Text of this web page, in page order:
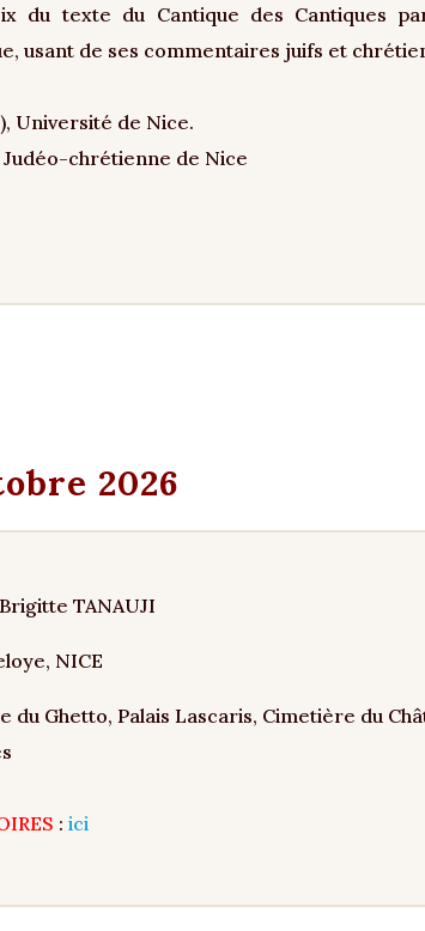
du texte du Cantique des Cantiques
usant de ses commentaires juifs et
Université de Nice.
chrétienne de Nice
2026
TANAUJI
NICE
du Ghetto, Palais Lascaris, Cimetière du
: ici